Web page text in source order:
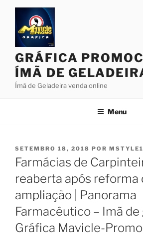
Pular
conteúdo
GRÁFICA
ÍMÃ DE
Ímã de Geladeira venda online
Menu
PUBLICADO
EM
SETEMBRO 18, 2018 POR MSTYLE1
Farmácias de
reaberta após reforma
ampliação | Panorama
Farmacêutico – Imã
Gráfica Mavicle-Promo